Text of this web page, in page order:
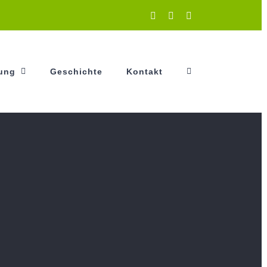
InstagramFacebook
Geschichte Kontakt